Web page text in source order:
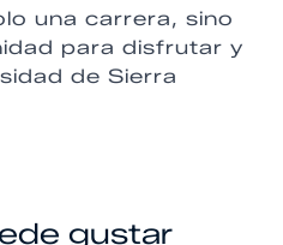
una carrera, sino
para disfrutar y
de Sierra
gustar